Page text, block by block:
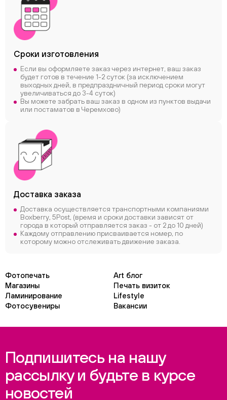
Сроки изготовления
Если вы оформляете заказ через интернет, ваш заказ
будет готов в течение 1-2 суток (за исключением
выходных дней, в предпраздничный период сроки могут
увеличиваться до 3-4 суток)
Вы можете забрать ваш заказ в одном из пунктов выдачи
или постаматов в Черемхово)
Доставка заказа
Доставка осуществляется транспортными компаниями
Boxberry, 5Post, (время и сроки доставки зависят от
города в который отправляется заказ - от 2 до 10 дней)
Каждому отправлению присваивается номер, по
которому можно отслеживать движение заказа.
Фотопечать
Art блог
Магазины
Печать визиток
Ламинирование
Lifestyle
Фотосувениры
Вакансии
Подпишитесь на нашу
рассылку и будьте в курсе
новостей